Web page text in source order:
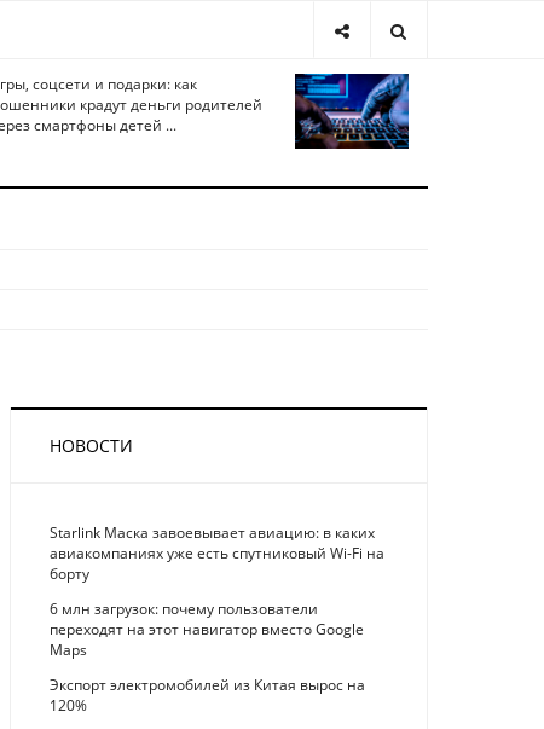
соцсети и подарки: как
крадут деньги родителей
смартфоны детей ...
НОВОСТИ
Starlink Маска завоевывает авиацию: в каких
авиакомпаниях уже есть спутниковый Wi-Fi на
борту
6 млн загрузок: почему пользователи
переходят на этот навигатор вместо Google
Maps
Экспорт электромобилей из Китая вырос на
120%